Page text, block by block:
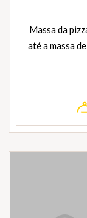
Massa da
até a massa